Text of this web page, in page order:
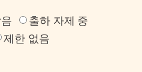
출하 자제 중
제한 없음